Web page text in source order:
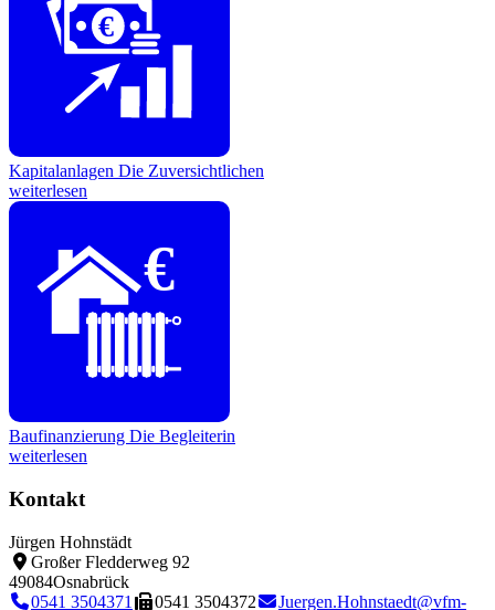
€
Kapitalanlagen Die Zuversichtlichen
weiterlesen
€
Baufinanzierung Die Begleiterin
weiterlesen
Kontakt
Jürgen Hohnstädt
Großer Fledderweg 92
49084Osnabrück
0541 3504371
0541 3504372
Juergen.Hohnstaedt@vfm-